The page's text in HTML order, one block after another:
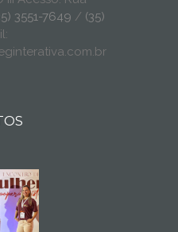
3551-7649 / (35)